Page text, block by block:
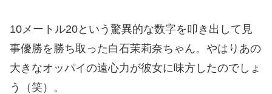
10メートル20という驚異的な数字を叩き出して見
事優勝を勝ち取った白石茉莉奈ちゃん。やはりあの
大きなオッパイの遠心力が彼女に味方したのでしょ
う（笑）。